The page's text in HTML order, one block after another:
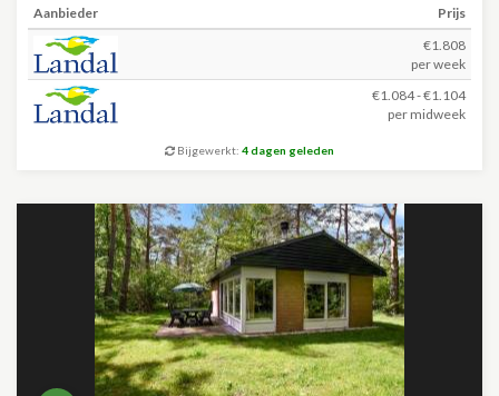
Aanbieder
Prijs
€1.808
per week
€1.084 - €1.104
per midweek
Bijgewerkt: 4 dagen geleden